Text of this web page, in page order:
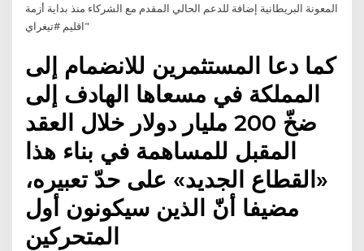
المعونة البريطانية إضافة للدعم الحالي المقدم مع الشركاء منذ بداية أزمة
اقليم #تيغراي"
كما دعا المستثمرين للانضمام إلى
المملكة في مسعاها الهادف إلى
ضخّ 200 مليار دولار خلال العقد
المقبل للمساهمة في بناء هذا
«القطاع الجديد» على حدّ تعبيره،
مضيفا أنّ الذين سيكونون أول
المتحركين